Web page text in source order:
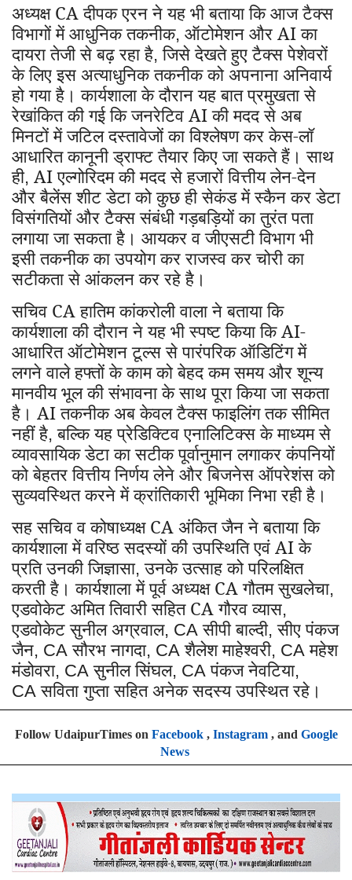
अध्यक्ष CA दीपक एरन ने यह भी बताया कि आज टैक्स
विभागों में आधुनिक तकनीक, ऑटोमेशन और AI का
दायरा तेजी से बढ़ रहा है,जिसे देखते हुए टैक्स पेशेवरों
के लिए इस अत्याधुनिक तकनीक को अपनाना अनिवार्य
हो गया है। कार्यशाला के दौरान यह बात प्रमुखता से
रेखांकित की गई कि जनरेटिव AI की मदद से अब
मिनटों में जटिल दस्तावेजों का विश्लेषण कर केस-लॉ
आधारित कानूनी ड्राफ्ट तैयार किए जा सकते हैं। साथ
ही, AI एल्गोरिदम की मदद से हजारों वित्तीय लेन-देन
और बैलेंस शीट डेटा को कुछ ही सेकंड में स्कैन कर डेटा
विसंगतियों और टैक्स संबंधी गड़बड़ियों का तुरंत पता
लगाया जा सकता है। आयकर व जीएसटी विभाग भी
इसी तकनीक का उपयोग कर राजस्व कर चोरी का
सटीकता से आंकलन कर रहे है।
सचिव CA हातिम कांकरोली वाला ने बताया कि
कार्यशाला की दौरान ने यह भी स्पष्ट किया कि AI-
आधारित ऑटोमेशन टूल्स से पारंपरिक ऑडिटिंग में
लगने वाले हफ्तों के काम को बेहद कम समय और शून्य
मानवीय भूल की संभावना के साथ पूरा किया जा सकता
है। AI तकनीक अब केवल टैक्स फाइलिंग तक सीमित
नहीं है,बल्कि यह प्रेडिक्टिव एनालिटिक्स के माध्यम से
व्यावसायिक डेटा का सटीक पूर्वानुमान लगाकर कंपनियों
को बेहतर वित्तीय निर्णय लेने और बिजनेस ऑपरेशंस को
सुव्यवस्थित करने में क्रांतिकारी भूमिका निभा रही है।
सह सचिव व कोषाध्यक्ष CA अंकित जैन ने बताया कि
कार्यशाला में वरिष्ठ सदस्यों की उपस्थिति एवं AI के
प्रति उनकी जिज्ञासा,उनके उत्साह को परिलक्षित
करती है। कार्यशाला में पूर्व अध्यक्ष CA गौतम सुखलेचा,
एडवोकेट अमित तिवारी सहित CA गौरव व्यास,
एडवोकेट सुनील अग्रवाल, CA सीपी बाल्दी,सीए पंकज
जैन, CA सौरभ नागदा, CA शैलेश माहेश्वरी, CA महेश
मंडोवरा, CA सुनील सिंघल, CA पंकज नेवटिया,
CA सविता गुप्ता सहित अनेक सदस्य उपस्थित रहे।
Follow UdaipurTimes on Facebook, Instagram, and Google
News